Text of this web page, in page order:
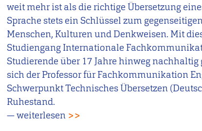
weit mehr ist als die richtige Übersetzung
Sprache stets ein Schlüssel zum
Menschen, Kulturen und Denkweisen. Mit
Studiengang Internationale
Studierende über 17 Jahre hinweg
sich der Professor für Fachkommunikation
Schwerpunkt Technisches Übersetzen
Ruhestand.
— weiterlesen >>